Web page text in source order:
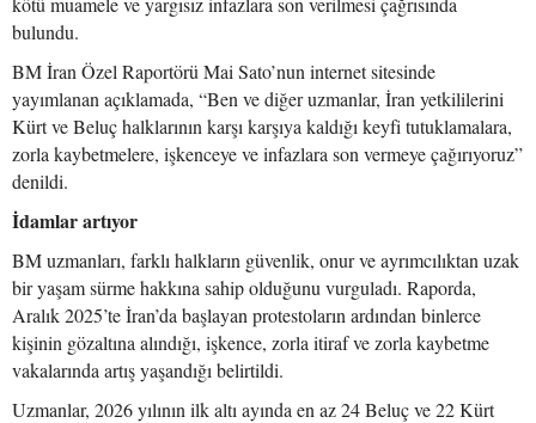
bulundu.
BM İran Özel Raportörü Mai Sato’nun internet sitesinde
yayımlanan açıklamada, “Ben ve diğer uzmanlar, İran yetkililerini
Kürt ve Beluç halklarının karşı karşıya kaldığı keyfi tutuklamalara,
zorla kaybetmelere, işkenceye ve infazlara son vermeye çağırıyoruz”
denildi.
İdamlar artıyor
BM uzmanları, farklı halkların güvenlik, onur ve ayrımcılıktan uzak
bir yaşam sürme hakkına sahip olduğunu vurguladı. Raporda,
Aralık 2025’te İran’da başlayan protestoların ardından binlerce
kişinin gözaltına alındığı, işkence, zorla itiraf ve zorla kaybetme
vakalarında artış yaşandığı belirtildi.
Uzmanlar, 2026 yılının ilk altı ayında en az 24 Beluç ve 22 Kürt